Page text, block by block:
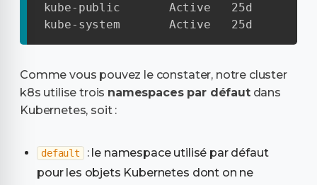
kube-public       Active   25d
kube-system       Active   25d
Comme vous pouvez le constater, notre cluster
k8s utilise trois namespaces par défautdans
Kubernetes, soit :
default
: le namespace utilisé par défaut
pour les objets Kubernetes dont on ne